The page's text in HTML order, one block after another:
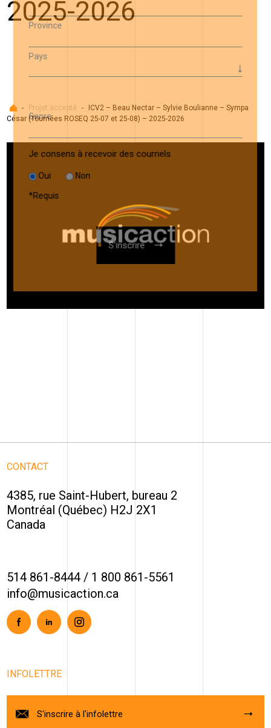
2025-2026
Accueil
- Projet accepté -
ICV2 – Beau Nectar – Sylvie Boulianne – Sympa
César (Tournées ROSEQ 25-07 et 25-08) – 2025-2026
CONTACT
4385, rue Saint-Hubert, bureau 2
Montréal (Québec) H2J 2X1
Canada
514 861-8444 / 1 800 861-5561
info@musicaction.ca
FacebookLinkedinInstagram
INFOLETTRE
S'inscrire à l'infolettre
Province
Pays
Genre
Je consens à recevoir des courriels
Oui Non
*Requis